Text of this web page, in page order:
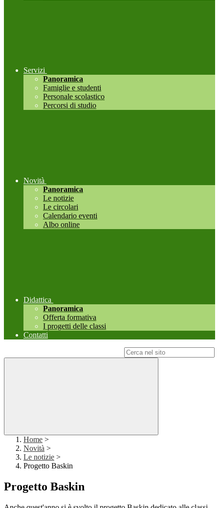
Servizi
Panoramica
Famiglie e studenti
Personale scolastico
Percorsi di studio
Novità
Panoramica
Le notizie
Le circolari
Calendario eventi
Albo online
Didattica
Panoramica
Offerta formativa
I progetti delle classi
Contatti
Home >
Novità >
Le notizie >
Progetto Baskin
Progetto Baskin